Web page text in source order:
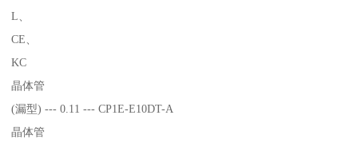
L、
CE、
KC
晶体管
(漏型) --- 0.11 --- CP1E-E10DT-A
晶体管